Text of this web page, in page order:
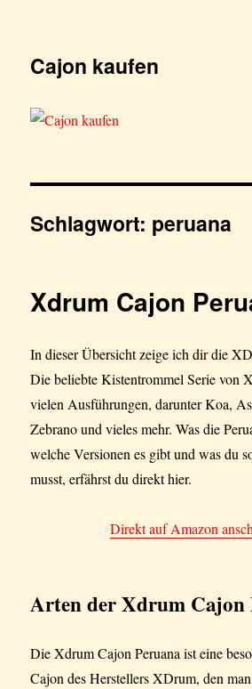
Cajon kaufen
Schlagwort: peruana
Xdrum Cajon
In dieser Übersicht zeige ich dir die
Die beliebte Kistentrommel Serie von
vielen Ausführungen, darunter Koa,
Zebrano und vieles mehr. Was die
welche Versionen es gibt und was du
musst, erfährst du direkt hier.
Direkt auf Amazon
Artender Xdrum Cajon
Die Xdrum Cajon Peruana ist eine
Cajon des Herstellers XDrum, den